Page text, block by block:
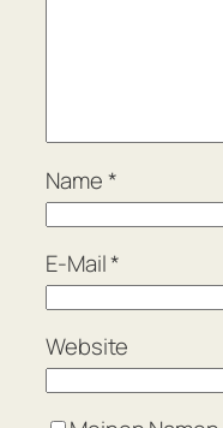
Name*
E-Mail*
Website